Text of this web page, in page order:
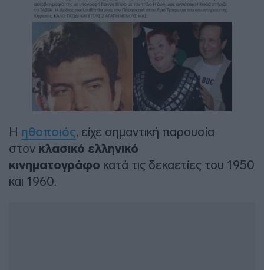
Η ηθοποιός , είχε σημαντική παρουσία
στον κλασικό ελληνικό
κινηματογράφο κατά τις δεκαετίες του 1950
και 1960.